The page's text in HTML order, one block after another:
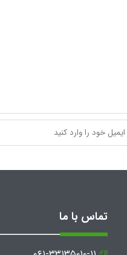
تماس با ما